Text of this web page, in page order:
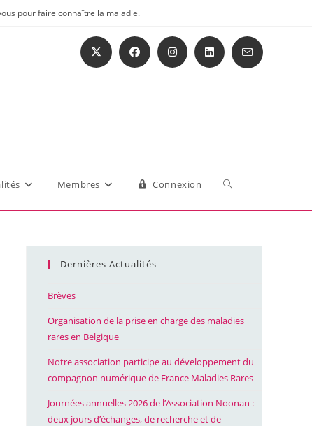
pour faire connaître la maladie.
Membres Connexion Toggle
Dernières Actualités
Brèves
Organisation de la prise en charge des maladies
rares en Belgique
Notre association participe au développement du
compagnon numérique de France Maladies Rares
Journées annuelles 2026 de l’Association Noonan :
deux jours d’échanges, de recherche et de